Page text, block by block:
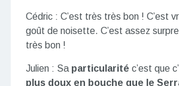
Cédric : C’est très très bon ! C’est
goût de noisette. C’est assez
très bon !
Julien : Sa particularité c’est que
plus doux en bouche que le